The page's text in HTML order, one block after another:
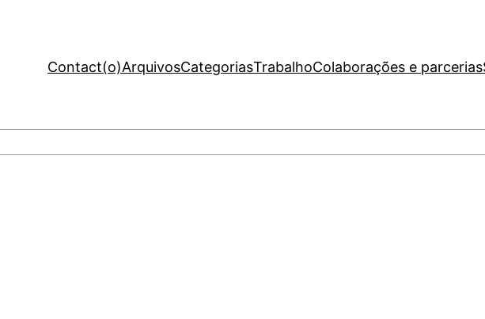
Contact(o)ArquivosCategoriasTrabalhoColaborações e parcerias